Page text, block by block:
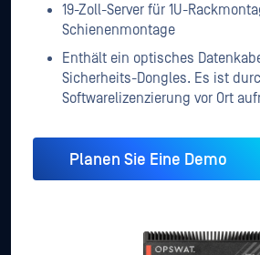
19-Zoll-Server für 1U-
Schienenmontage
Enthält ein optisches
Sicherheits-Dongles. Es ist
Softwarelizenzierung vor Ort
Planen Sie Eine Demo